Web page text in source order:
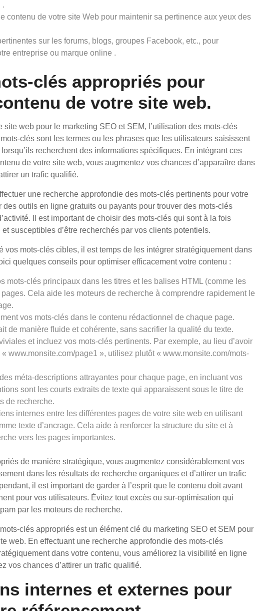
.
contenu de votre site Web pour maintenir sa pertinence aux yeux des
sur les forums, blogs, groupes Facebook, etc., pour
entreprise ou marque online .
clés appropriés pour
de votre site web.
site web pour le marketing SEO et SEM, l’utilisation des mots-clés
clés sont les termes ou les phrases que les utilisateurs saisissent
recherchent des informations spécifiques. En intégrant ces
de votre site web, vous augmentez vos chances d’apparaître dans
un trafic qualifié.
une recherche approfondie des mots-clés pertinents pour votre
outils en ligne gratuits ou payants pour trouver des mots-clés
Il est important de choisir des mots-clés qui sont à la fois
susceptibles d’être recherchés par vos clients potentiels.
vos mots-clés cibles, il est temps de les intégrer stratégiquement dans
quelques conseils pour optimiser efficacement votre contenu :
mots-clés principaux dans les titres et les balises HTML (comme les
Cela aide les moteurs de recherche à comprendre rapidement le
vos mots-clés dans le contenu rédactionnel de chaque page.
de manière fluide et cohérente, sans sacrifier la qualité du texte.
et incluez vos mots-clés pertinents. Par exemple, au lieu d’avoir
www.monsite.com/page1 », utilisez plutôt « www.monsite.com/mots-
méta-descriptions attrayantes pour chaque page, en incluant vos
sont les courts extraits de texte qui apparaissent sous le titre de
de recherche.
internes entre les différentes pages de votre site web en utilisant
texte d’ancrage. Cela aide à renforcer la structure du site et à
vers les pages importantes.
de manière stratégique, vous augmentez considérablement vos
dans les résultats de recherche organiques et d’attirer un trafic
il est important de garder à l’esprit que le contenu doit avant
pour vos utilisateurs. Évitez tout excès ou sur-optimisation qui
par les moteurs de recherche.
clés appropriés est un élément clé du marketing SEO et SEM pour
web. En effectuant une recherche approfondie des mots-clés
dans votre contenu, vous améliorez la visibilité en ligne
vos chances d’attirer un trafic qualifié.
internes et externes pour